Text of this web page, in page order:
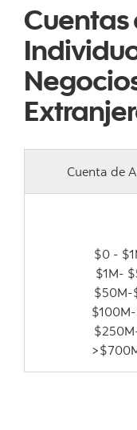
Cuentas
Cuenta de
$0 -
$1M-
$50M-